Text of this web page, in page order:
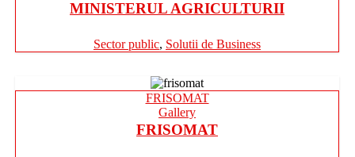
MINISTERUL AGRICULTURII
Sector public, Solutii de Business
FRISOMAT
Gallery
FRISOMAT